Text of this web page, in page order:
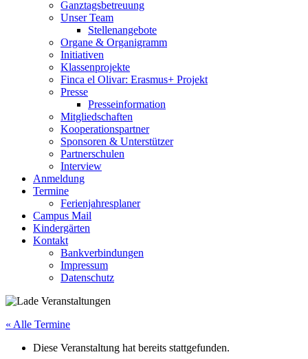
Ganztagsbetreuung
Unser Team
Stellenangebote
Organe & Organigramm
Initiativen
Klassenprojekte
Finca el Olivar: Erasmus+ Projekt
Presse
Presseinformation
Mitgliedschaften
Kooperationspartner
Sponsoren & Unterstützer
Partnerschulen
Interview
Anmeldung
Termine
Ferienjahresplaner
Campus Mail
Kindergärten
Kontakt
Bankverbindungen
Impressum
Datenschutz
« Alle Termine
Diese Veranstaltung hat bereits stattgefunden.